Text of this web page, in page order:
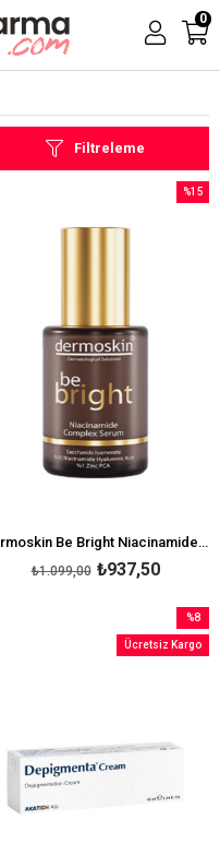
0
Filtreleme
Dermoskin Be Bright Niacinamide Complex Serum 30 ml
₺937,50
₺1.099,00
%15
%8
İndirim
Ücretsiz Kargo